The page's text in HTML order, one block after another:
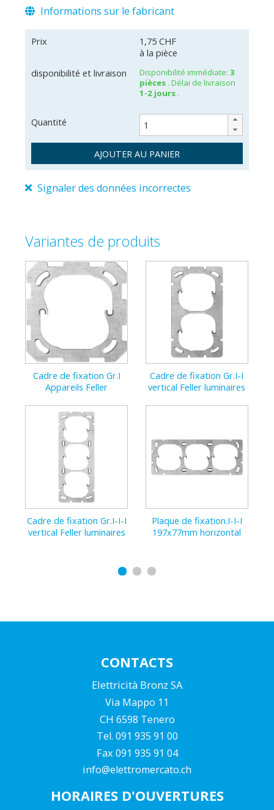
Informations sur le fabricant
Prix
1,75 CHF
à la pièce
disponibilité et livraison
Disponibilité immédiate: 3
pièces . Délai de livraison
1-2 jours .
Quantité
AJOUTER AU PANIER
Signaler des données incorrectes
Variantes de produits
Cadre de fixation Gr.I
Appareils Feller
Cadre de fixation Gr.I-I
vertical Feller luminaires
Cadre de fixation Gr.I-I-I
vertical Feller luminaires
Plaque de fixation.I-I-I
197x77mm horizontal
CONTACTS
Elettricità Bronz SA
Via Mappo 11
CH 6598 Tenero
Tel. 091 935 91 00
Fax 091 935 91 04
info@elettromercato.ch
HORAIRES D'OUVERTURES